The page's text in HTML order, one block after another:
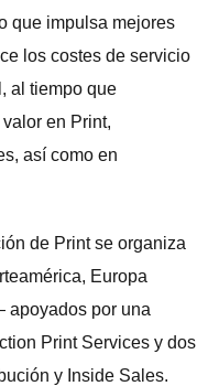
que impulsa mejores
los costes de servicio
al tiempo que
en Print,
así como en
de Print se organiza
Europa
apoyados por una
Print Services y dos
y Inside Sales.